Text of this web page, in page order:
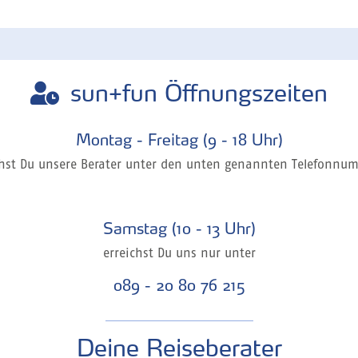
sun+fun Öffnungszeiten
Montag - Freitag (9 - 18 Uhr)
Du unsere Berater unter den unten genannten
Samstag (10 - 13 Uhr)
erreichst Du uns nur unter
089 - 20 80 76 215
Deine Reiseberater